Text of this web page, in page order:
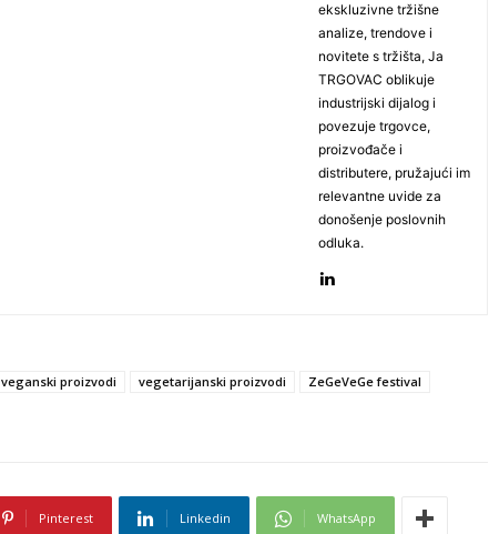
ekskluzivne tržišne
analize, trendove i
novitete s tržišta, Ja
TRGOVAC oblikuje
industrijski dijalog i
povezuje trgovce,
proizvođače i
distributere, pružajući im
relevantne uvide za
donošenje poslovnih
odluka.
veganski proizvodi vegetarijanski proizvodi
ZeGeVeGe festival
Pinterest Linkedin WhatsApp